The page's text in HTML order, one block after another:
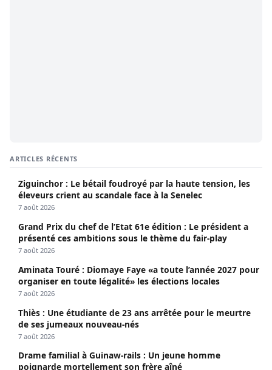
ARTICLES RÉCENTS
Ziguinchor : Le bétail foudroyé par la haute tension, les
éleveurs crient au scandale face à la Senelec
7 août 2026
Grand Prix du chef de l’Etat 61e édition : Le président a
présenté ces ambitions sous le thème du fair-play
7 août 2026
Aminata Touré : Diomaye Faye «a toute l’année 2027 pour
organiser en toute légalité» les élections locales
7 août 2026
Thiès : Une étudiante de 23 ans arrêtée pour le meurtre
de ses jumeaux nouveau-nés
7 août 2026
Drame familial à Guinaw-rails : Un jeune homme
poignarde mortellement son frère aîné